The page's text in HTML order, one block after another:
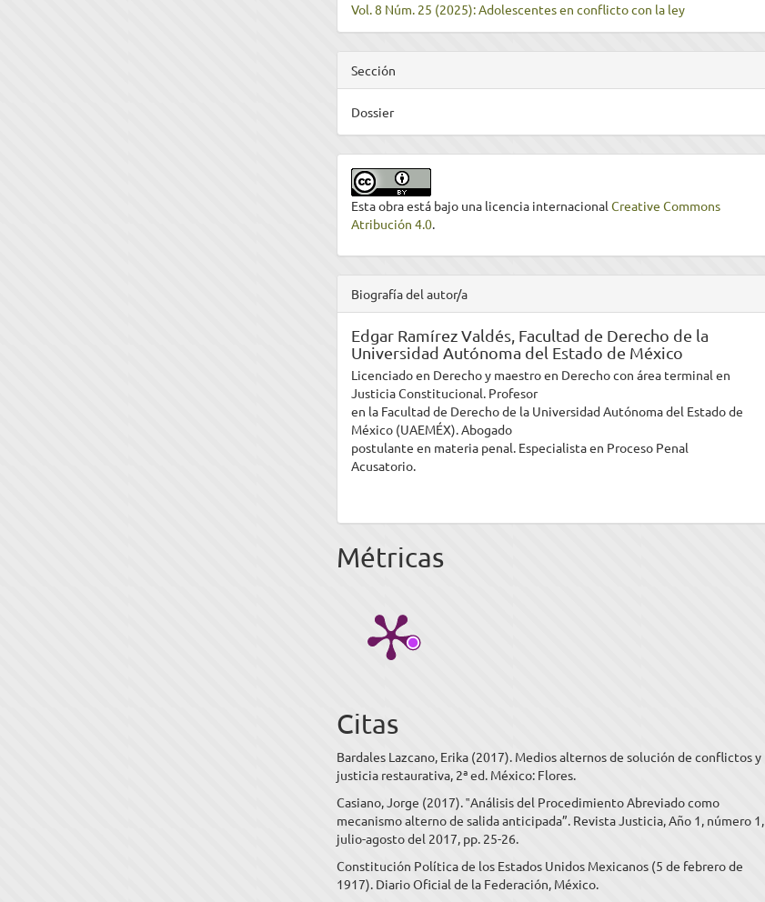
Vol. 8 Núm. 25 (2025): Adolescentes en conflicto con la ley
Sección
Dossier
Esta obra está bajo una licencia internacionalCreative Commons
Atribución 4.0.
Biografía del autor/a
Edgar Ramírez Valdés, Facultad de Derecho de la
Universidad Autónoma del Estado de México
Licenciado en Derecho y maestro en Derecho con área terminal en
Justicia Constitucional. Profesor
en la Facultad de Derecho de la Universidad Autónoma del Estado de
México (UAEMÉX). Abogado
postulante en materia penal. Especialista en Proceso Penal
Acusatorio.
Métricas
Citas
Bardales Lazcano, Erika (2017). Medios alternos de solución de conflictos y
justicia restaurativa, 2ª ed. México: Flores.
Casiano, Jorge (2017). ‟Análisis del Procedimiento Abreviado como
mecanismo alterno de salida anticipada”. Revista Justicia, Año 1, número 1,
julio-agosto del 2017, pp. 25-26.
Constitución Política de los Estados Unidos Mexicanos (5 de febrero de
1917). Diario Oficial de la Federación, México.